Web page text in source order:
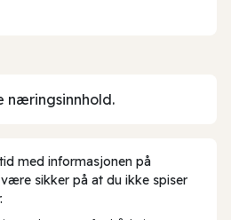
næringsinnhold.
med informasjonen på
sikker på at du ikke spiser